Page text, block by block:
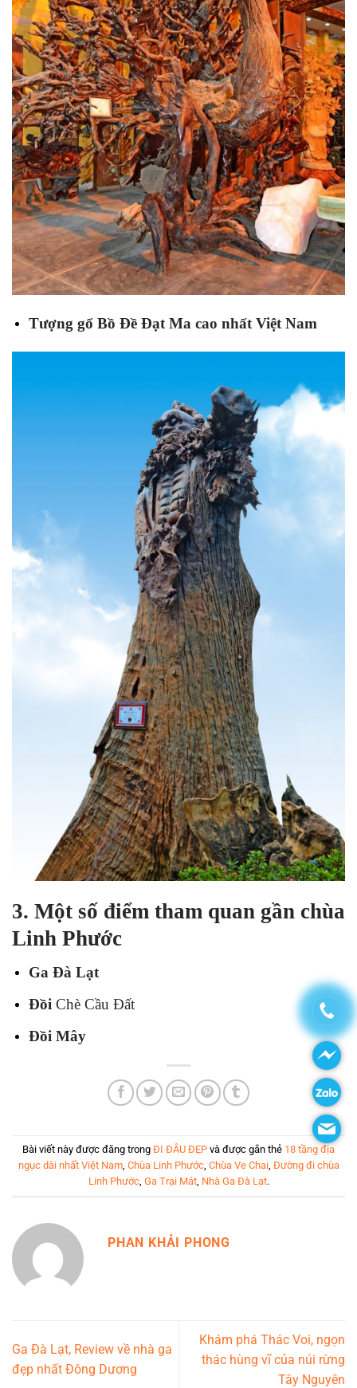
Tượng gổ Bồ Đề Đạt Ma cao nhất Việt Nam
3. Một số điểm tham quan gần chùa
Linh Phước
Ga Đà Lạt
Đồi Chè Cầu Đất
Đồi Mây
Bài viết này được đăng trong ĐI ĐÂU ĐẸP và được gắn thẻ 18 tầng địa
ngục dài nhất Việt Nam, Chùa Linh Phước, Chùa Ve Chai, Đường đi chùa
Linh Phước, Ga Trại Mát, Nhà Ga Đà Lạt.
PHAN KHẢI PHONG
Ga Đà Lạt, Review về nhà ga
đẹp nhất Đông Dương
Khám phá Thác Voi, ngọn
thác hùng vĩ của núi rừng
Tây Nguyên